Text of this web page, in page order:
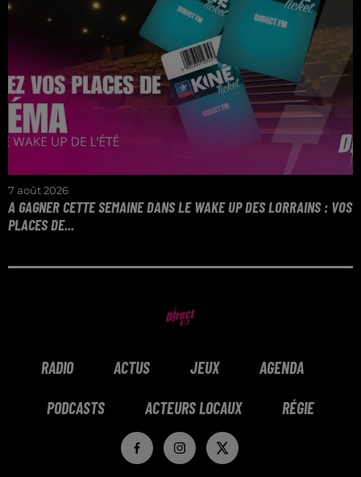
7 août 2026
A GAGNER CETTE SEMAINE DANS LE WAKE UP DES LORRAINS : VOS
PLACES DE...
matins avec le Wake Up de l'Été !
RADIO ACTUS JEUX AGENDA
PODCASTS ACTEURS LOCAUX RÉGIE